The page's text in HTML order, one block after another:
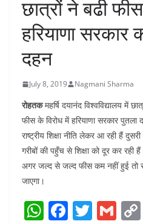
छात्रों ने बढी
हरियाणा सरकार
दहन
July 8, 2019 Nagmani Sharma
रोहतकमहर्षि दयानंद विश्वविद्यालय में
फीस के विरोध में हरियाणा सरकार
राष्ट्रीय शिक्षा नीति लेकर आ रही हैं
गरीबों की पहुँच से शिक्षा को दूर कर रही
अगर जल्द से जल्द फीस कम नहीं हुई तो
जाएगा।
W F T G